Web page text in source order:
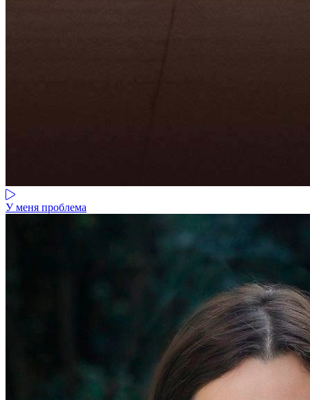
У меня проблема